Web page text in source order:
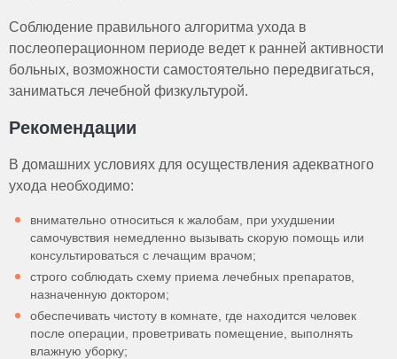
Соблюдение правильного алгоритма ухода в
послеоперационном периоде ведет к ранней активности
больных, возможности самостоятельно передвигаться,
заниматься лечебной физкультурой.
Рекомендации
В домашних условиях для осуществления адекватного
ухода необходимо:
внимательно относиться к жалобам, при ухудшении
самочувствия немедленно вызывать скорую помощь или
консультироваться с лечащим врачом;
строго соблюдать схему приема лечебных препаратов,
назначенную доктором;
обеспечивать чистоту в комнате, где находится человек
после операции, проветривать помещение, выполнять
влажную уборку;